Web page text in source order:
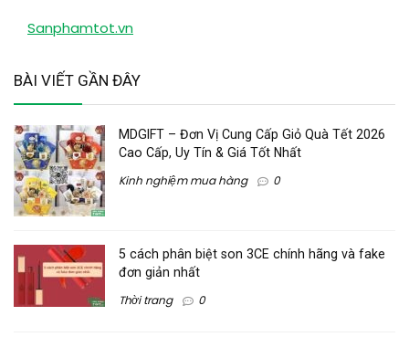
Sanphamtot.vn
BÀI VIẾT GẦN ĐÂY
MDGIFT – Đơn Vị Cung Cấp Giỏ Quà Tết 2026
Cao Cấp, Uy Tín & Giá Tốt Nhất
Kinh nghiệm mua hàng 0
5 cách phân biệt son 3CE chính hãng và fake
đơn giản nhất
Thời trang 0